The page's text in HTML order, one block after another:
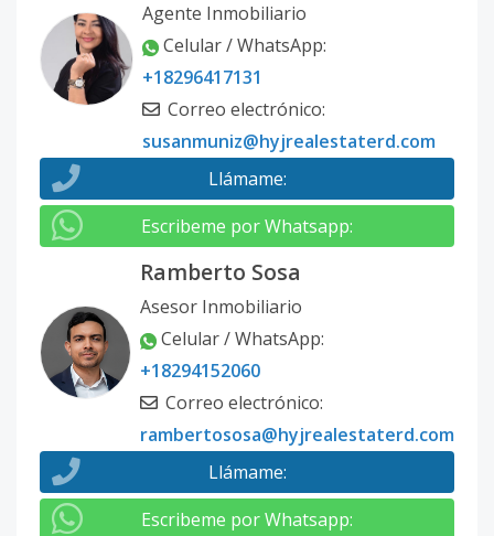
Agente Inmobiliario
Celular / WhatsApp:
+18296417131
Correo electrónico:
susanmuniz@hyjrealestaterd.com
Llámame:
Escribeme por Whatsapp:
Ramberto Sosa
Asesor Inmobiliario
Celular / WhatsApp:
+18294152060
Correo electrónico:
rambertososa@hyjrealestaterd.com
Llámame:
Escribeme por Whatsapp: